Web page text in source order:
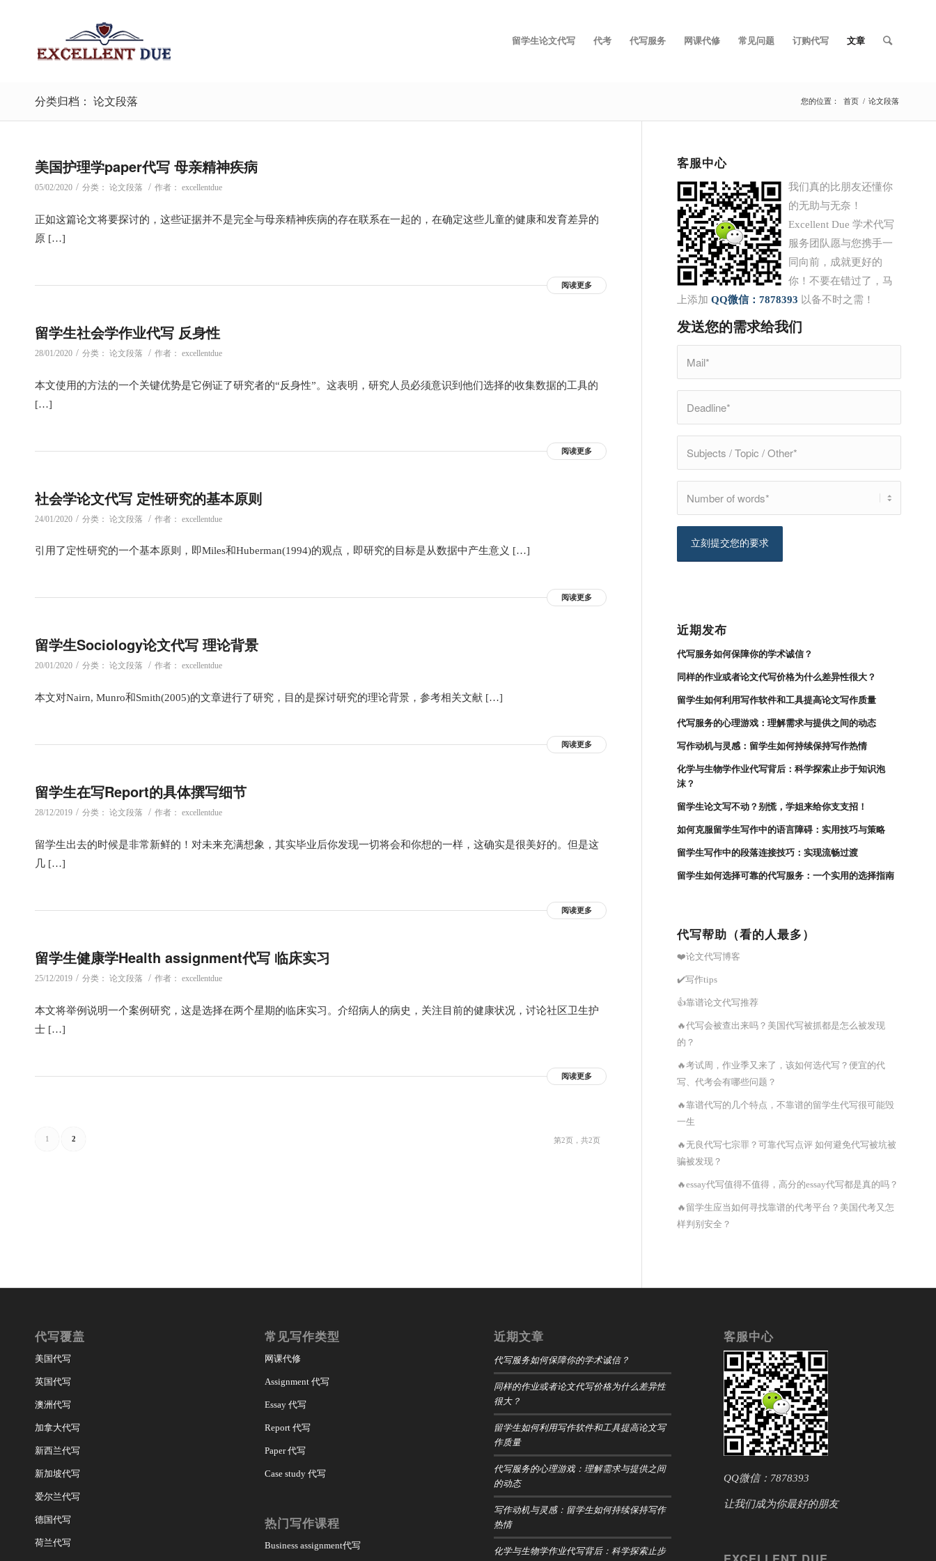
留学生论文代写 代考 代写服务 网课代修 常见问题 订购代写 文章
分类归档： 论文段落 您的位置： 首页 / 论文段落
美国护理学paper代写 母亲精神疾病
05/02/2020 / 分类： 论文段落 / 作者： excellentdue
正如这篇论文将要探讨的，这些证据并不是完全与母亲精神疾病的存在联系在一起的，在确定这些儿童的健康和发育差异的
原 […]
阅读更多
留学生社会学作业代写 反身性
28/01/2020 / 分类： 论文段落 / 作者： excellentdue
本文使用的方法的一个关键优势是它例证了研究者的“反身性”。这表明，研究人员必须意识到他们选择的收集数据的工具的
[…]
阅读更多
社会学论文代写 定性研究的基本原则
24/01/2020 / 分类： 论文段落 / 作者： excellentdue
引用了定性研究的一个基本原则，即Miles和Huberman(1994)的观点，即研究的目标是从数据中产生意义 […]
阅读更多
留学生Sociology论文代写 理论背景
20/01/2020 / 分类： 论文段落 / 作者： excellentdue
本文对Nairn, Munro和Smith(2005)的文章进行了研究，目的是探讨研究的理论背景，参考相关文献 […]
阅读更多
留学生在写Report的具体撰写细节
28/12/2019 / 分类： 论文段落 / 作者： excellentdue
留学生出去的时候是非常新鲜的！对未来充满想象，其实毕业后你发现一切将会和你想的一样，这确实是很美好的。但是这
几 […]
阅读更多
留学生健康学Health assignment代写 临床实习
25/12/2019 / 分类： 论文段落 / 作者： excellentdue
本文将举例说明一个案例研究，这是选择在两个星期的临床实习。介绍病人的病史，关注目前的健康状况，讨论社区卫生护
士 […]
阅读更多
第2页，共2页
1 2
客服中心
我们真的比朋友还懂你
的无助与无奈！
Excellent Due 学术代写
服务团队愿与您携手一
同向前，成就更好的
你！不要在错过了，马
上添加 QQ微信：7878393 以备不时之需！
发送您的需求给我们
近期发布
代写服务如何保障你的学术诚信？
同样的作业或者论文代写价格为什么差异性很大？
留学生如何利用写作软件和工具提高论文写作质量
代写服务的心理游戏：理解需求与提供之间的动态
写作动机与灵感：留学生如何持续保持写作热情
化学与生物学作业代写背后：科学探索止步于知识泡
沫？
留学生论文写不动？别慌，学姐来给你支支招！
如何克服留学生写作中的语言障碍：实用技巧与策略
留学生写作中的段落连接技巧：实现流畅过渡
留学生如何选择可靠的代写服务：一个实用的选择指南
代写帮助（看的人最多）
❤️论文代写博客
✔️写作tips
👍靠谱论文代写推荐
🔥代写会被查出来吗？美国代写被抓都是怎么被发现
的？
🔥考试周，作业季又来了，该如何选代写？便宜的代
写、代考会有哪些问题？
🔥靠谱代写的几个特点，不靠谱的留学生代写很可能毁
一生
🔥无良代写七宗罪？可靠代写点评 如何避免代写被坑被
骗被发现？
🔥essay代写值得不值得，高分的essay代写都是真的吗？
🔥留学生应当如何寻找靠谱的代考平台？美国代考又怎
样判别安全？
代写覆盖
美国代写
英国代写
澳洲代写
加拿大代写
新西兰代写
新加坡代写
爱尔兰代写
德国代写
荷兰代写
常见写作类型
网课代修
Assignment 代写
Essay 代写
Report 代写
Paper 代写
Case study 代写
热门写作课程
Business assignment代写
近期文章
代写服务如何保障你的学术诚信？
同样的作业或者论文代写价格为什么差异性
很大？
留学生如何利用写作软件和工具提高论文写
作质量
代写服务的心理游戏：理解需求与提供之间
的动态
写作动机与灵感：留学生如何持续保持写作
热情
化学与生物学作业代写背后：科学探索止步
客服中心
QQ微信：7878393
让我们成为你最好的朋友